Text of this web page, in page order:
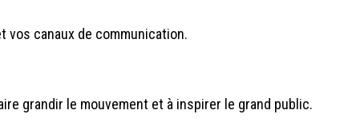
vos canaux de communication.
grandir le mouvement et à inspirer le grand public.